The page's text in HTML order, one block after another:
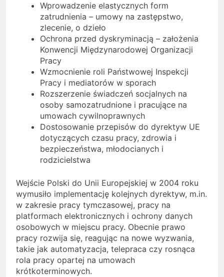
Wprowadzenie elastycznych form
zatrudnienia – umowy na zastępstwo,
zlecenie, o dzieło
Ochrona przed dyskryminacją – założenia
Konwencji Międzynarodowej Organizacji
Pracy
Wzmocnienie roli Państwowej Inspekcji
Pracy i mediatorów w sporach
Rozszerzenie świadczeń socjalnych na
osoby samozatrudnione i pracujące na
umowach cywilnoprawnych
Dostosowanie przepisów do dyrektyw UE
dotyczących czasu pracy, zdrowia i
bezpieczeństwa, młodocianych i
rodzicielstwa
Wejście Polski do Unii Europejskiej w 2004 roku
wymusiło implementację kolejnych dyrektyw, m.in.
w zakresie pracy tymczasowej, pracy na
platformach elektronicznych i ochrony danych
osobowych w miejscu pracy. Obecnie prawo
pracy rozwija się, reagując na nowe wyzwania,
takie jak automatyzacja, telepraca czy rosnąca
rola pracy opartej na umowach
krótkoterminowych.